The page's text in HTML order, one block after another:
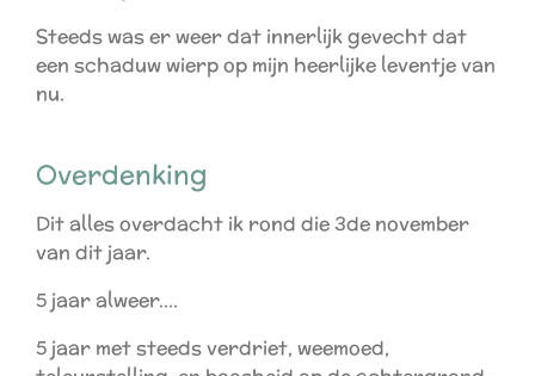
Steeds was er weer dat innerlijk gevecht dat
een schaduw wierp op mijn heerlijke leventje van
nu.
Overdenking
Dit alles overdacht ik rond die 3de november
van dit jaar.
5 jaar alweer....
5 jaar met steeds verdriet, weemoed,